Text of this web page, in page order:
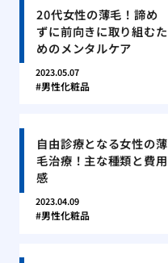
20代女性の薄毛！諦め
ずに前向きに取り組むた
めのメンタルケア
2023.05.07
男性化粧品
自由診療となる女性の薄
毛治療！主な種類と費用
感
2023.04.09
男性化粧品